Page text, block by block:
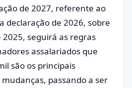
de 2027, referente ao
declaração de 2026, sobre
seguirá as regras
assalariados que
são os principais
passando a ser